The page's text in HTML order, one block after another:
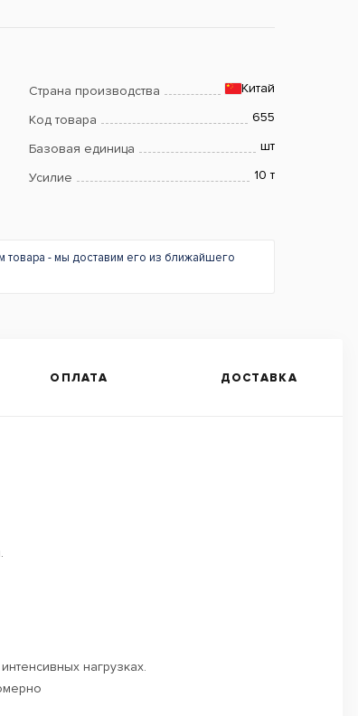
Страна производства Китай
Код товара 655
Базовая единица шт
Усилие
10 т
товара - мы доставим его из ближайшего
ОПЛАТА ДОСТАВКА
нагрузках.